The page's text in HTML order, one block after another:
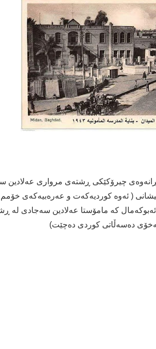
چیرۆكێكی ڕشتەی مرواری
( ئەوە كوردیەكەت و عەرەبیەكەی خۆمم
ئەبوکەمال کە مامۆستا عەلادین سەجادی لە
دەسەڵاتی کوردی دەچێت)